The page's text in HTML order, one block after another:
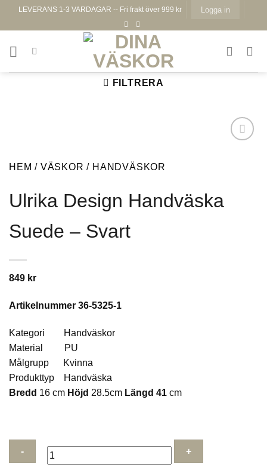
LEVERANS 1-3 VARDAGAR -- Fri frakt över 999 kr Logga in
FILTRERA
Lägg till i
önskelistan
HEM / VÄSKOR / HANDVÄSKOR
Ulrika Design Handväska
Suede – Svart
849 kr
Artikelnummer 36-5325-1
Kategori Handväskor
Material PU
Målgrupp Kvinna
Produkttyp Handväska
Bredd 16 cm Höjd 28.5cm Längd 41 cm